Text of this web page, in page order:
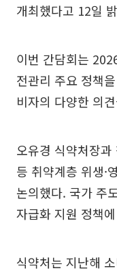
개최했다고 12일
이번 간담회는
전관리 주요 정책
비자의 다양한 의
오유경 식약처장과
등 취약계층 위생·
논의했다. 국가 주
자급화 지원 정책
식약처는 지난해